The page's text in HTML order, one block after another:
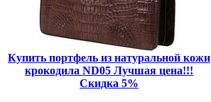
Купить портфель из натуральной кожи
крокодила ND05 Лучшая цена!!!
Скидка 5%